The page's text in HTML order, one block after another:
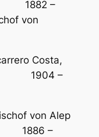
–
von
Costa,
1904 –
von Alep
–